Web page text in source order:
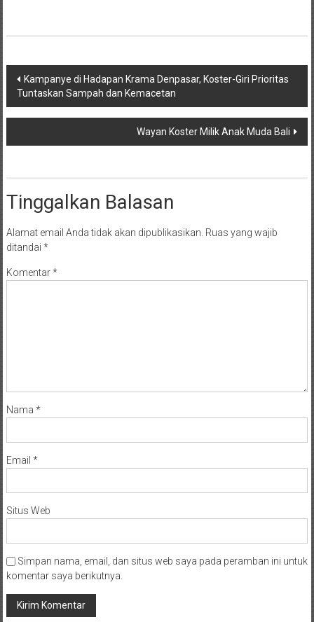
Navigasi
pos
Kampanye di Hadapan Krama Denpasar, Koster-Giri Prioritas
Tuntaskan Sampah dan Kemacetan
Wayan Koster Milik Anak Muda Bali
Tinggalkan Balasan
Alamat email Anda tidak akan dipublikasikan. Ruas yang wajib
ditandai *
Komentar*
Nama *
Email *
Situs Web
Simpan nama, email, dan situs web saya pada peramban ini untuk
komentar saya berikutnya.